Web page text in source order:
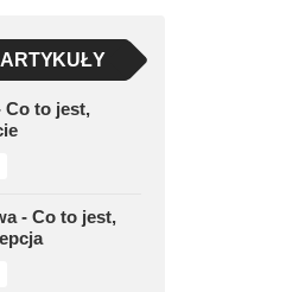
Co to jest,
- Co to jest,